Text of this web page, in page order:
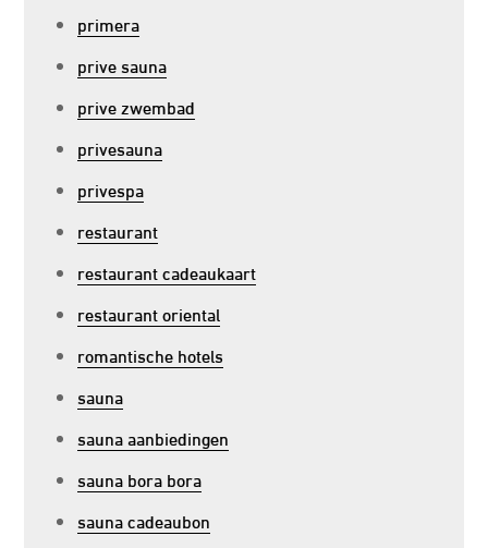
primera
prive sauna
prive zwembad
privesauna
privespa
restaurant
restaurant cadeaukaart
restaurant oriental
romantische hotels
sauna
sauna aanbiedingen
sauna bora bora
sauna cadeaubon